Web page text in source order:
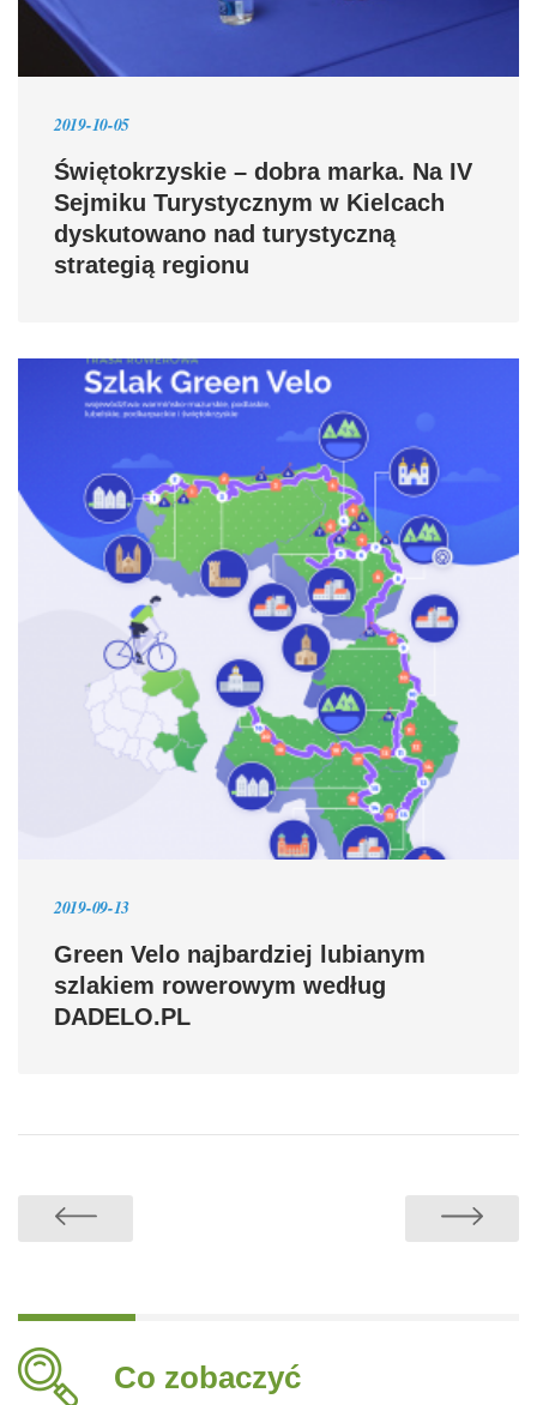
2019-10-05
Świętokrzyskie – dobra marka. Na IV
Sejmiku Turystycznym w Kielcach
dyskutowano nad turystyczną
strategią regionu
2019-09-13
Green Velo najbardziej lubianym
szlakiem rowerowym według
DADELO.PL
Co zobaczyć